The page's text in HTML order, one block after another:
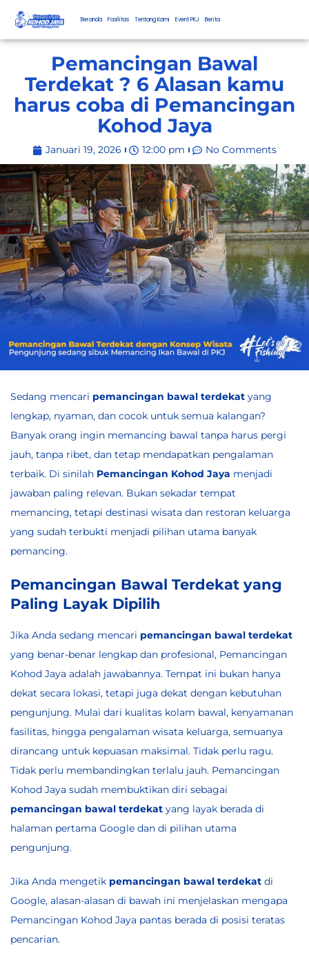
Beranda Fasilitas Tentang Kami Event PKJ Berita
Pemancingan Bawal
Terdekat ? 6 Alasan kamu
harus coba di Pemancingan
Kohod Jaya
Januari 19, 2026 12:00 pm No Comments
Sedang mencari pemancingan bawal terdekat yang
lengkap, nyaman, dan cocok untuk semua kalangan?
Banyak orang ingin memancing bawal tanpa harus pergi
jauh, tanpa ribet, dan tetap mendapatkan pengalaman
terbaik. Di sinilah Pemancingan Kohod Jaya menjadi
jawaban paling relevan. Bukan sekadar tempat
memancing, tetapi destinasi wisata dan restoran keluarga
yang sudah terbukti menjadi pilihan utama banyak
pemancing.
Pemancingan Bawal Terdekat yang
Paling Layak Dipilih
Jika Anda sedang mencari pemancingan bawal terdekat
yang benar-benar lengkap dan profesional, Pemancingan
Kohod Jaya adalah jawabannya. Tempat ini bukan hanya
dekat secara lokasi, tetapi juga dekat dengan kebutuhan
pengunjung. Mulai dari kualitas kolam bawal, kenyamanan
fasilitas, hingga pengalaman wisata keluarga, semuanya
dirancang untuk kepuasan maksimal. Tidak perlu ragu.
Tidak perlu membandingkan terlalu jauh. Pemancingan
Kohod Jaya sudah membuktikan diri sebagai
pemancingan bawal terdekat yang layak berada di
halaman pertama Google dan di pilihan utama
pengunjung.
Jika Anda mengetik pemancingan bawal terdekat di
Google, alasan-alasan di bawah ini menjelaskan mengapa
Pemancingan Kohod Jaya pantas berada di posisi teratas
pencarian.